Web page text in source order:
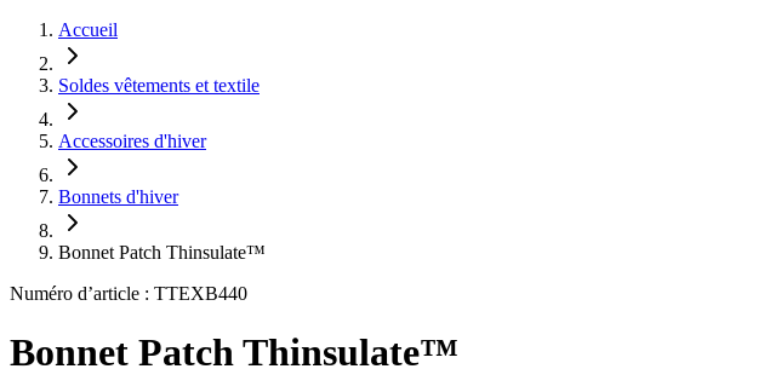
Accueil
Soldes vêtements et textile
Accessoires d'hiver
Bonnets d'hiver
Bonnet Patch Thinsulate™
Numéro d’article : TTEXB440
Bonnet Patch Thinsulate™